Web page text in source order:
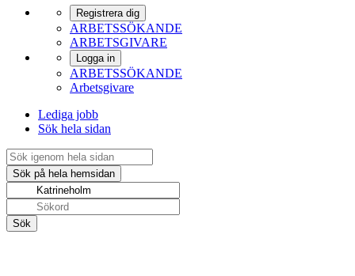
Registrera dig
ARBETSSÖKANDE
ARBETSGIVARE
Logga in
ARBETSSÖKANDE
Arbetsgivare
Lediga jobb
Sök hela sidan